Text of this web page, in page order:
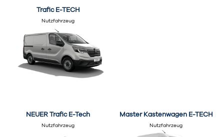
Trafic E-TECH
Nutzfahrzeug
NEUER Trafic E-Tech
Nutzfahrzeug
Master Kastenwagen E-TECH
Nutzfahrzeug